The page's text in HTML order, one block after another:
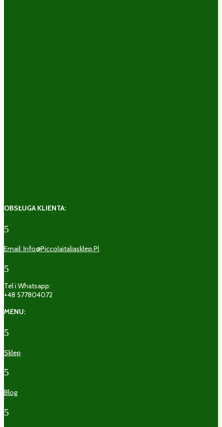
OBSŁUGA KLIENTA:
5
Email: Info@piccolaitaliasklep.pl
5
Tel i Whatsapp:
+48 577804072
MENU:
5
Sklep
5
Blog
5